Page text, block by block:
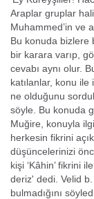
Araplar gruplar
Muhammed’in ve
Bu konuda bizlere
bir karara va­rıp,
cevabı aynı olur.
katılanlar, konu
ne olduğunu
söyle. Bu konuda
Muğire, konuyla
herkesin fikrini
düşüncelerinizi
kişi ‘Kâhin’ fikrini
de­riz' dedi. Velid
bulmadığını